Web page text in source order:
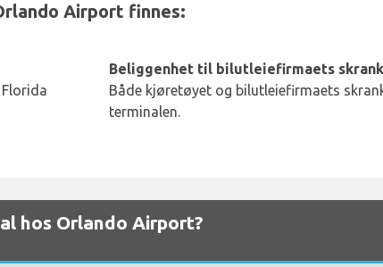
Airport finnes:
Florida
Beliggenhet til bilutleiefirmaets
Både kjøretøyet og bilutleiefirmaets
terminalen.
hos Orlando Airport?